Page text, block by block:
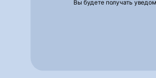
Вы будете получать